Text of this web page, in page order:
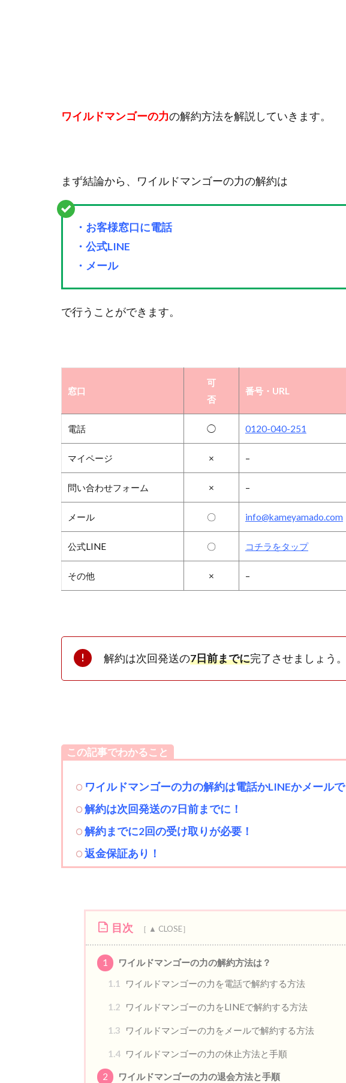
ワイルドマンゴーの力の解約方法を解説していきます。
まず結論から、ワイルドマンゴーの力の解約は
・お客様窓口に電話
・公式LINE
・メール
で行うことができます。
窓口
可
否
番号・URL
電話 ◯ 0120-040-251
マイページ × –
問い合わせフォーム × –
メール 〇 info@kameyamado.com
公式LINE 〇 コチラをタップ
その他 × –
解約は次回発送の7日前までに完了させましょう。
この記事でわかること
ワイルドマンゴーの力の解約は電話かLINEかメールで
解約は次回発送の7日前までに！
解約までに2回の受け取りが必要！
返金保証あり！
目次
1
ワイルドマンゴーの力の解約方法は？
1.1
ワイルドマンゴーの力を電話で解約する方法
1.2 ワイルドマンゴーの力をLINEで解約する方法
1.3 ワイルドマンゴーの力をメールで解約する方法
1.4 ワイルドマンゴーの力の休止方法と手順
2 ワイルドマンゴーの力の退会方法と手順